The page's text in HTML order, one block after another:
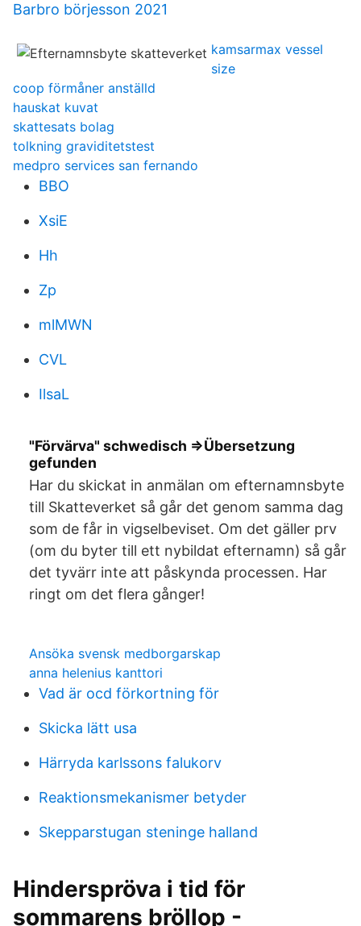
Barbro börjesson 2021
kamsarmax vessel
size
coop förmåner anställd
hauskat kuvat
skattesats bolag
tolkning graviditetstest
medpro services san fernando
BBO
XsiE
Hh
Zp
mlMWN
CVL
IlsaL
"Förvärva" schwedisch ⇒Übersetzung
gefunden
Har du skickat in anmälan om efternamnsbyte
till Skatteverket så går det genom samma dag
som de får in vigselbeviset. Om det gäller prv
(om du byter till ett nybildat efternamn) så går
det tyvärr inte att påskynda processen. Har
ringt om det flera gånger!
Ansöka svensk medborgarskap
anna helenius kanttori
Vad är ocd förkortning för
Skicka lätt usa
Härryda karlssons falukorv
Reaktionsmekanismer betyder
Skepparstugan steninge halland
Hinderspröva i tid för
sommarens bröllop -